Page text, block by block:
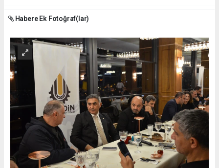
Habere Ek Fotoğraf(lar)